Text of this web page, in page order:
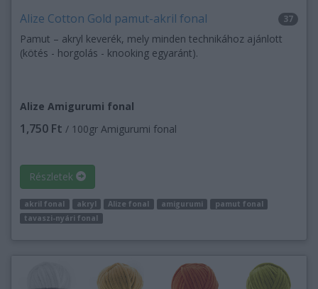
Alize Cotton Gold pamut-akril fonal 37
Pamut – akryl keverék, mely minden technikához ajánlott
(kötés - horgolás - knooking egyaránt).
Alize Amigurumi fonal
1,750 Ft / 100gr Amigurumi fonal
Részletek
akril fonal akryl Alize fonal amigurumi
pamut fonal
tavaszi-nyári fonal